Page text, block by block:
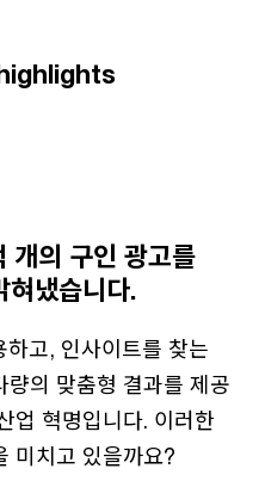
개의 구인 광고를
혀냈습니다.
고, 인사이트를 찾는
의 맞춤형 결과를 제공
업 혁명입니다. 이러한
미치고 있을까요?